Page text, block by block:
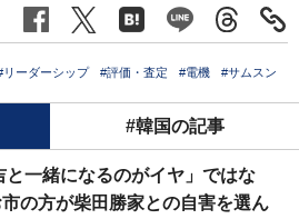
リーダーシップ #評価・査定 #電機 #サムスン
#韓国の記事
と一緒になるのがイヤ」ではな
市の方が柴田勝家との自害を選ん